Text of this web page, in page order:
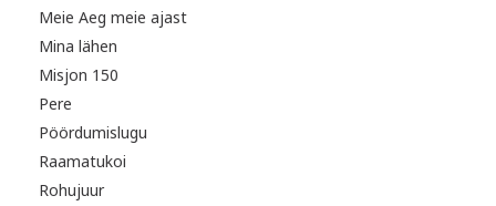
Meie Aeg meie ajast
Mina lähen
Misjon 150
Pere
Pöördumislugu
Raamatukoi
Rohujuur